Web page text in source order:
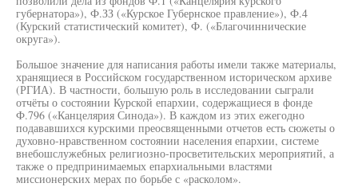
губернатора»), Ф.ЗЗ («Курское Губернское правление»), Ф.4
(Курский статистический комитет), Ф. («Благочиннические
округа»).
Большое значение для написания работы имели также материалы,
хранящиеся в Российском государственном историческом архиве
(РГИА). В частности, большую роль в исследовании сыграли
отчёты о состоянии Курской епархии, содержащиеся в фонде
Ф.796 («Канцелярия Синода»). В каждом из этих ежегодно
подававшихся курскими преосвященными отчетов есть сюжеты о
духовно-нравственном состоянии населения епархии, системе
внебошслужебных религиозно-просветительских мероприятий, а
также о предпринимаемых епархиальными властями
миссионерских мерах по борьбе с «расколом».